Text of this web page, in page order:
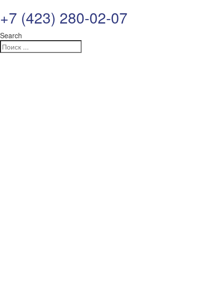
+7 (423) 280-02-07
Search